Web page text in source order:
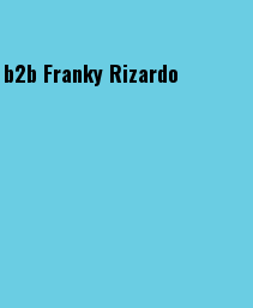
Franky Rizardo